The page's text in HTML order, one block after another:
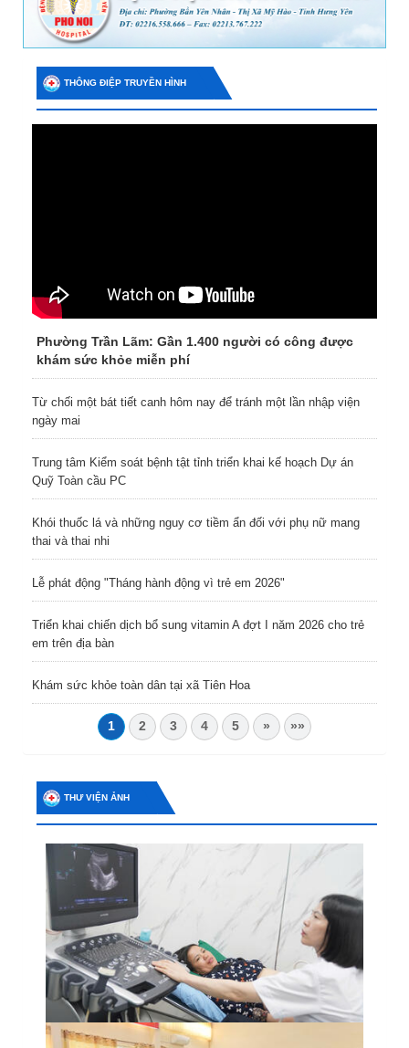
THÔNG ĐIỆP TRUYỀN HÌNH
Phường Trần Lãm: Gần 1.400 người có công được
khám sức khỏe miễn phí
Từ chối một bát tiết canh hôm nay để tránh một lần nhập viện
ngày mai
Trung tâm Kiểm soát bệnh tật tỉnh triển khai kế hoạch Dự án
Quỹ Toàn cầu PC
Khói thuốc lá và những nguy cơ tiềm ẩn đối với phụ nữ mang
thai và thai nhi
Lễ phát động "Tháng hành động vì trẻ em 2026"
Triển khai chiến dịch bổ sung vitamin A đợt I năm 2026 cho trẻ
em trên địa bàn
Khám sức khỏe toàn dân tại xã Tiên Hoa
1 2 3 4 5 » »»
THƯ VIỆN ẢNH